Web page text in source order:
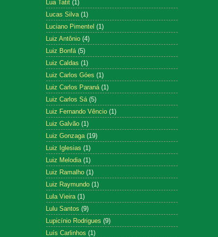
Lua Tatit (1)
Lucas Silva (1)
Luciano Pimentel (1)
Luiz Antônio (4)
Luiz Bonfá (5)
Luiz Caldas (1)
Luiz Carlos Góes (1)
Luiz Carlos Paraná (1)
Luiz Carlos Sá (5)
Luiz Fernando Vêncio (1)
Luiz Galvão (1)
Luiz Gonzaga (19)
Luiz Iglesias (1)
Luiz Melodia (1)
Luiz Ramalho (1)
Luiz Raymundo (1)
Lula Vieira (1)
Lulu Santos (9)
Lupicínio Rodrigues (9)
Luís Carlinhos (1)